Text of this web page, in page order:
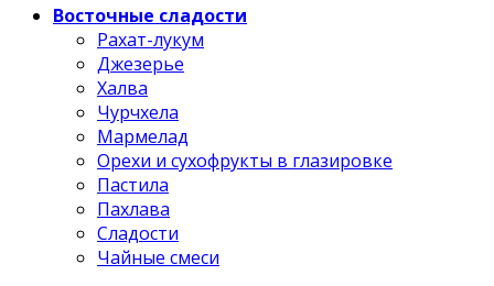
Восточные сладости
Рахат-лукум
Джезерье
Халва
Чурчхела
Мармелад
Орехи и сухофрукты в глазировке
Пастила
Пахлава
Сладости
Чайные смеси